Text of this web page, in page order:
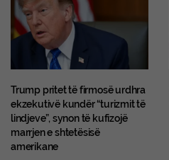
Trump pritet të firmosë urdhra
ekzekutivë kundër “turizmit të
lindjeve”, synon të kufizojë
marrjen e shtetësisë
amerikane